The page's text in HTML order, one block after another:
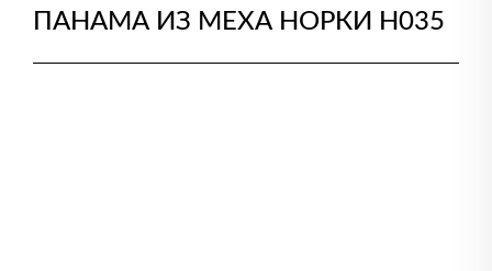
ПАНАМА ИЗ МЕХА НОРКИ Н035